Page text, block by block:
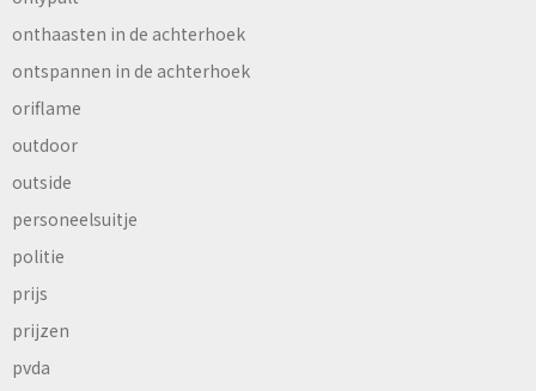
onthaasten in de achterhoek
ontspannen in de achterhoek
oriflame
outdoor
outside
personeelsuitje
politie
prijs
prijzen
pvda